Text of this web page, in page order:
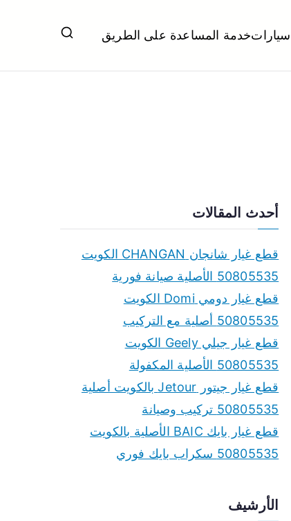
بطاريات بارخص الاسعار
خدمة المساعدة على الطريق
أحدث المقالات
قطع غيار شانجان CHANGAN الكويت
50805535 الأصلية صيانة فورية
قطع غيار دومي Domi الكويت
50805535 أصلية مع التركيب
قطع غيار جيلي Geely الكويت
50805535 الأصلية المكفولة
قطع غيار جيتور Jetour بالكويت أصلية
50805535 تركيب وصيانة
قطع غيار بايك BAIC الأصلية بالكويت
50805535 سكراب بايك فوري
الأرشيف